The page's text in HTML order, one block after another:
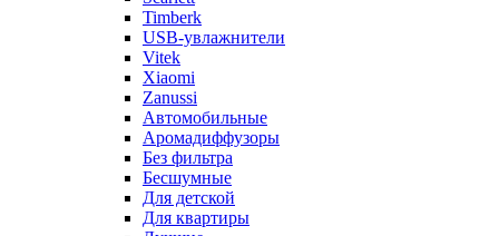
Timberk
USB-увлажнители
Vitek
Xiaomi
Zanussi
Автомобильные
Аромадиффузоры
Без фильтра
Бесшумные
Для детской
Для квартиры